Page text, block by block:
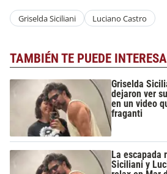
Griselda Siciliani Luciano Castro
TAMBIÉN TE PUEDE
Griselda
dejaron ver
en un video
fraganti
La escapada
Siciliani y